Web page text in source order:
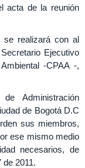
acta de la reunión
se realizará con al
Ejecutivo
-CPAA -,
Administración
de Bogotá D.C
sus miembros,
ese mismo medio
necesarios, de
2011.